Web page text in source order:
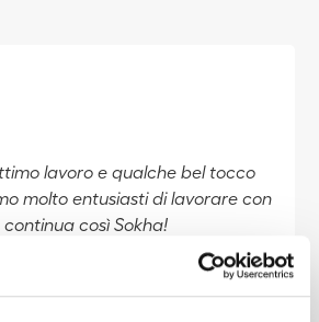
lavoro e qualche bel tocco
molto entusiasti di lavorare con
continua così Sokha!